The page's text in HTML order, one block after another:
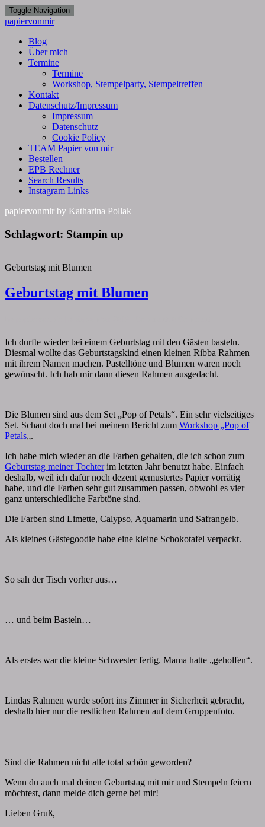
Toggle Navigation
papiervonmir
Blog
Über mich
Termine
Termine
Workshop, Stempelparty, Stempeltreffen
Kontakt
Datenschutz/Impressum
Impressum
Datenschutz
Cookie Policy
TEAM Papier von mir
Bestellen
EPB Rechner
Search Results
Instagram Links
papiervonmir by Katharina Pollak
Schlagwort: Stampin up
Geburtstag mit Blumen
Geburtstag mit Blumen
Ich durfte wieder bei einem Geburtstag mit den Gästen basteln.
Diesmal wollte das Geburtstagskind einen kleinen Ribba Rahmen
mit ihrem Namen machen. Pastelltöne und Blumen waren noch
gewünscht. Ich hab mir dann diesen Rahmen ausgedacht.
Die Blumen sind aus dem Set „Pop of Petals“. Ein sehr vielseitiges
Set. Schaut doch mal bei meinem Bericht zum Workshop „Pop of
Petals„.
Ich habe mich wieder an die Farben gehalten, die ich schon zum
Geburtstag meiner Tochterim letzten Jahr benutzt habe. Einfach
deshalb, weil ich dafür noch dezent gemustertes Papier vorrätig
habe, und die Farben sehr gut zusammen passen, obwohl es vier
ganz unterschiedliche Farbtöne sind.
Die Farben sind Limette, Calypso, Aquamarin und Safrangelb.
Als kleines Gästegoodie habe eine kleine Schokotafel verpackt.
So sah der Tisch vorher aus…
… und beim Basteln…
Als erstes war die kleine Schwester fertig. Mama hatte „geholfen“.
Lindas Rahmen wurde sofort ins Zimmer in Sicherheit gebracht,
deshalb hier nur die restlichen Rahmen auf dem Gruppenfoto.
Sind die Rahmen nicht alle total schön geworden?
Wenn du auch mal deinen Geburtstag mit mir und Stempeln feiern
möchtest, dann melde dich gerne bei mir!
Lieben Gruß,